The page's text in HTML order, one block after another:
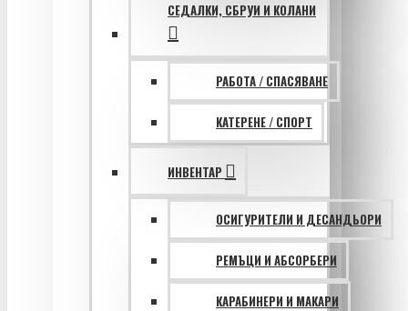
СЕДАЛКИ, СБРУИ И КОЛАНИ
РАБОТА / СПАСЯВАНЕ
КАТЕРЕНЕ / СПОРТ
ИНВЕНТАР
ОСИГУРИТЕЛИ И ДЕСАНДЬОРИ
РЕМЪЦИ И АБСОРБЕРИ
КАРАБИНЕРИ И МАКАРИ